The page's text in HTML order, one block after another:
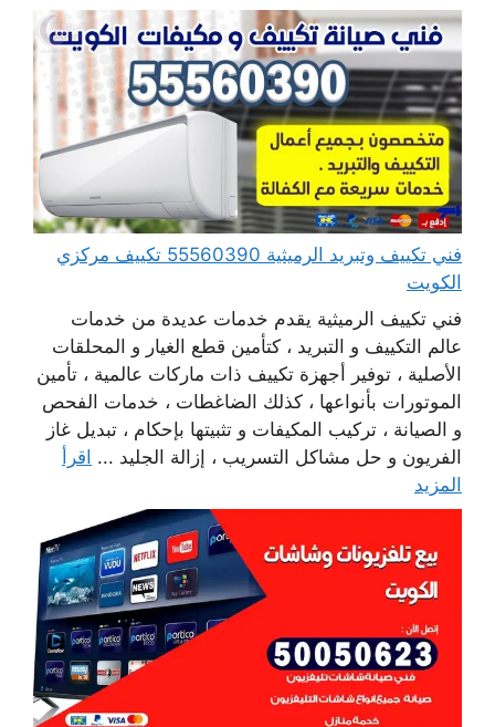
فني تكييف وتبريد الرميثية 55560390 تكييف مركزي
الكويت
فني تكييف الرميثية يقدم خدمات عديدة من خدمات
عالم التكييف و التبريد ، كتأمين قطع الغيار و المحلقات
الأصلية ، توفير أجهزة تكييف ذات ماركات عالمية ، تأمين
الموتورات بأنواعها ، كذلك الضاغطات ، خدمات الفحص
و الصيانة ، تركيب المكيفات و تثبيتها بإحكام ، تبديل غاز
الفريون و حل مشاكل التسريب ، إزالة الجليد ... اقرأ
المزيد